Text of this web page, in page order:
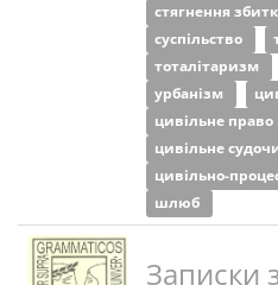
стягнення
суспільство
тоталітаризм
урбанізм
цивільне право
цивільне
цивільно-
шлюб
Записки